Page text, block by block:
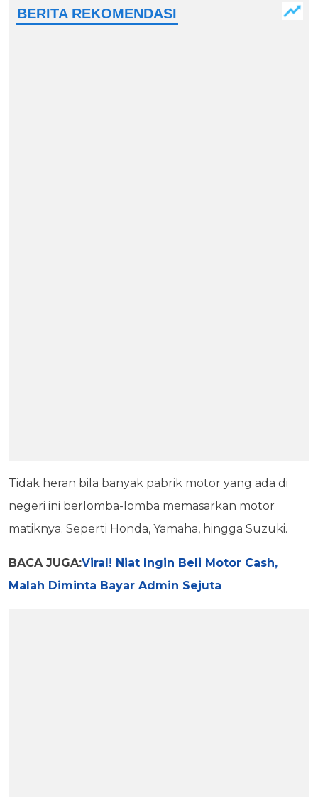
Tidak heran bila banyak pabrik motor yang ada di
negeri ini berlomba-lomba memasarkan motor
matiknya. Seperti Honda, Yamaha, hingga Suzuki.
BACA JUGA:Viral! Niat Ingin Beli Motor Cash,
Malah Diminta Bayar Admin Sejuta